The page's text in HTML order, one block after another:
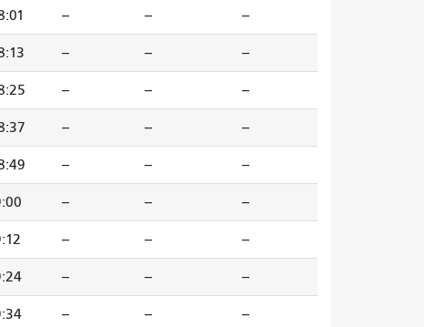
-- -- --
-- -- --
-- -- --
-- -- --
-- -- --
-- -- --
-- -- --
-- -- --
-- -- --